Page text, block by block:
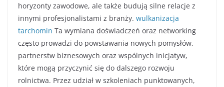
horyzonty zawodowe, ale także budują silne relacje z
innymi profesjonalistami z branży. wulkanizacja
tarchomin Ta wymiana doświadczeń oraz networking
często prowadzi do powstawania nowych pomysłów,
partnerstw biznesowych oraz wspólnych inicjatyw,
które mogą przyczynić się do dalszego rozwoju
rolnictwa. Przez udział w szkoleniach punktowanych,